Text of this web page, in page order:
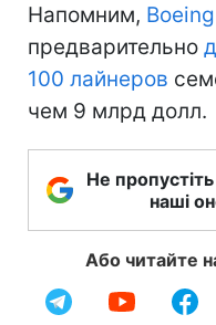
Напомним, Boeing
предварительно
100 лайнеров
чем 9 млрд долл.
Не
наші
Або читайте